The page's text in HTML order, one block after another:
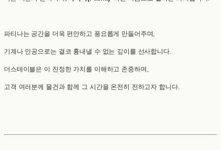
파티나는 공간을 더욱 편안하고 풍요롭게 만들어주며,
기계나 인공으로는 결코 흉내낼 수 없는 깊이를 선사합니다.
더스테이블은 이 진정한 가치를 이해하고 존중하며,
고객 여러분께 물건과 함께 그 시간을 온전히 전하고자 합니다.